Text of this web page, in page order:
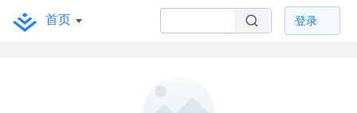
首页 登录